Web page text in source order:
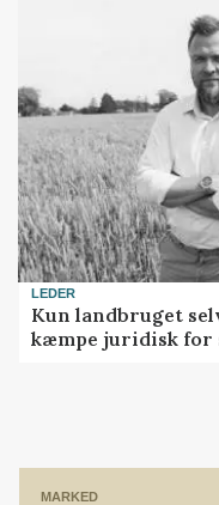
LEDER
Kun landbruget
kæmpe juridisk for
MARKED